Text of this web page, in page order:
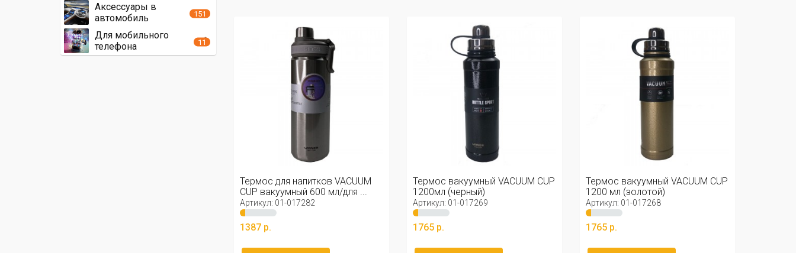
Термос для напитков VACUUM
CUP вакуумный 600 мл/для ...
Артикул: 01-017282
1387 р.
Термос вакуумный VACUUM CUP
1200мл (черный)
Артикул: 01-017269
1765 р.
Термос вакуумный VACUUM CUP
1200 мл (золотой)
Артикул: 01-017268
1765 р.
Аксессуары в
автомобиль
151
Для мобильного
телефона
11